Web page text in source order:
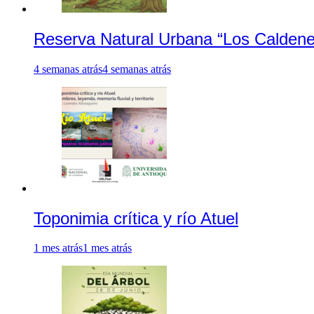
Reserva Natural Urbana “Los
4 semanas atrás4 semanas atrás
Toponimia crítica y río Atuel
1 mes atrás1 mes atrás